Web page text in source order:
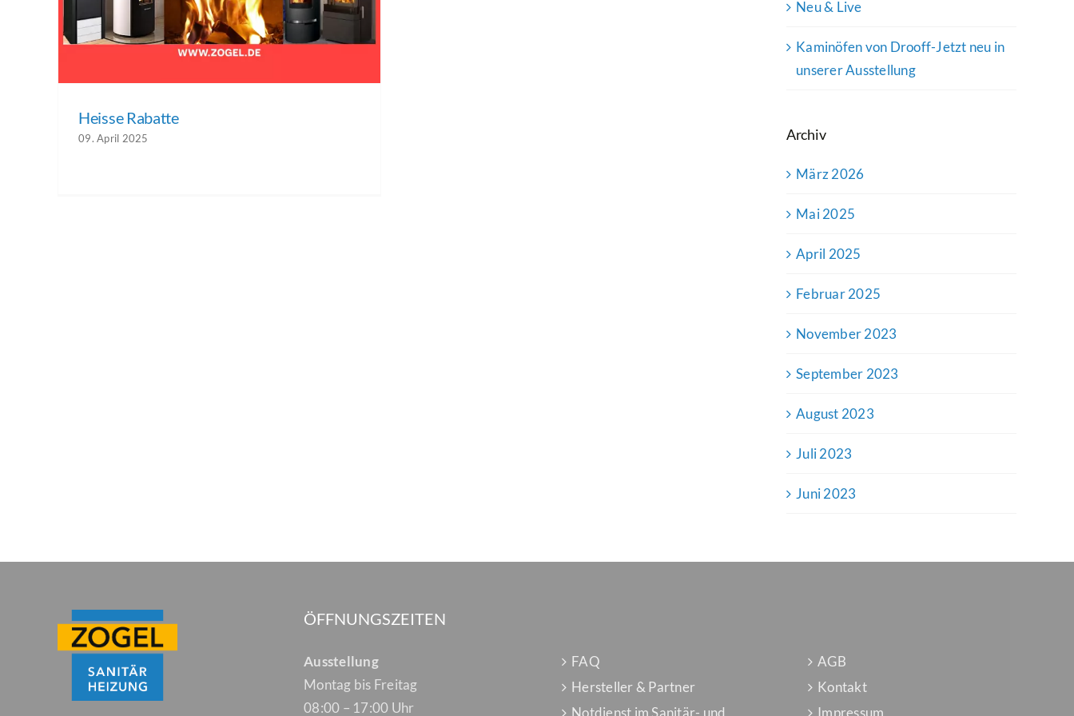
Heisse Rabatte
09. April 2025
Neu & Live
Kaminöfen von Drooff-Jetzt neu in
unserer Ausstellung
Archiv
März 2026
Mai 2025
April 2025
Februar 2025
November 2023
September 2023
August 2023
Juli 2023
Juni 2023
ÖFFNUNGSZEITEN
Ausstellung
Montag bis Freitag
08:00 – 17:00 Uhr
FAQ
Hersteller & Partner
Notdienst im Sanitär- und
AGB
Kontakt
Impressum